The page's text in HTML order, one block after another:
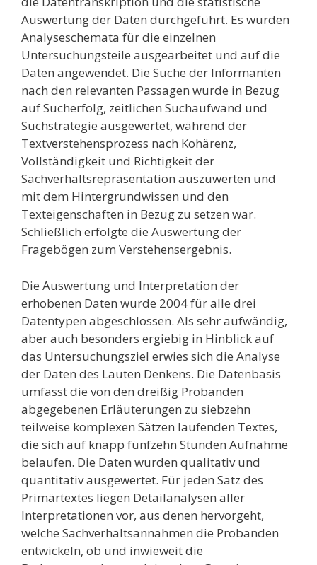
Auswertung der Daten durchgeführt. Es wurden
Analyseschemata für die einzelnen
Untersuchungsteile ausgearbeitet und auf die
Daten angewendet. Die Suche der Informanten
nach den relevanten Passagen wurde in Bezug
auf Sucherfolg, zeitlichen Suchaufwand und
Suchstrategie ausgewertet, während der
Textverstehensprozess nach Kohärenz,
Vollständigkeit und Richtigkeit der
Sachverhaltsrepräsentation auszuwerten und
mit dem Hintergrundwissen und den
Texteigenschaften in Bezug zu setzen war.
Schließlich erfolgte die Auswertung der
Fragebögen zum Verstehensergebnis.
Die Auswertung und Interpretation der
erhobenen Daten wurde 2004 für alle drei
Datentypen abgeschlossen. Als sehr aufwändig,
aber auch besonders ergiebig in Hinblick auf
das Untersuchungsziel erwies sich die Analyse
der Daten des Lauten Denkens. Die Datenbasis
umfasst die von den dreißig Probanden
abgegebenen Erläuterungen zu siebzehn
teilweise komplexen Sätzen laufenden Textes,
die sich auf knapp fünfzehn Stunden Aufnahme
belaufen. Die Daten wurden qualitativ und
quantitativ ausgewertet. Für jeden Satz des
Primärtextes liegen Detailanalysen aller
Interpretationen vor, aus denen hervorgeht,
welche Sachverhaltsannahmen die Probanden
entwickeln, ob und inwieweit die